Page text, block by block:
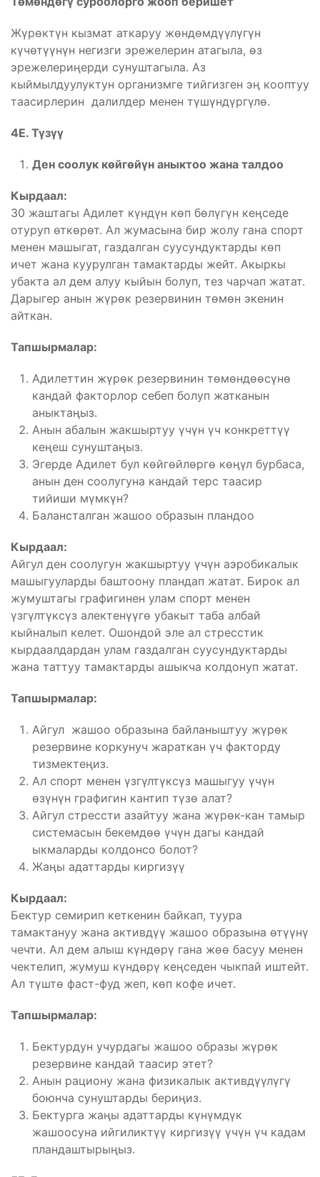
Жүрөктүн кызмат аткаруу жөндөмдүүлүгүн
күчөтүүнүн негизги эрежелерин атагыла, өз
эрежелериңерди сунуштагыла. Аз
кыймылдуулуктун организмге тийгизген эң кооптуу
таасирлерин далилдер менен түшүндүргүлө.
4Е. Түзүү
Ден соолук көйгөйүн аныктоо жана талдоо
Кырдаал:
30 жаштагы Адилет күндүн көп бөлүгүн кеңседе
отуруп өткөрөт. Ал жумасына бир жолу гана спорт
менен машыгат, газдалган суусундуктарды көп
ичет жана куурулган тамактарды жейт. Акыркы
убакта ал дем алуу кыйын болуп, тез чарчап жатат.
Дарыгер анын жүрөк резервинин төмөн экенин
айткан.
Тапшырмалар:
Адилеттин жүрөк резервинин төмөндөөсүнө
кандай факторлор себеп болуп жатканын
аныктаңыз.
Анын абалын жакшыртуу үчүн үч конкреттүү
кеңеш сунуштаңыз.
Эгерде Адилет бул көйгөйлөргө көңүл бурбаса,
анын ден соолугуна кандай терс таасир
тийиши мүмкүн?
Балансталган жашоо образын пландоо
Кырдаал:
Айгул ден соолугун жакшыртуу үчүн аэробикалык
машыгууларды баштоону пландап жатат. Бирок ал
жумуштагы графигинен улам спорт менен
үзгүлтүксүз алектенүүгө убакыт таба албай
кыйналып келет. Ошондой эле ал стресстик
кырдаалдардан улам газдалган суусундуктарды
жана таттуу тамактарды ашыкча колдонуп жатат.
Тапшырмалар:
Айгул жашоо образына байланыштуу жүрөк
резервине коркунуч жараткан үч факторду
тизмектеңиз.
Ал спорт менен үзгүлтүксүз машыгуу үчүн
өзүнүн графигин кантип түзө алат?
Айгул стрессти азайтуу жана жүрөк-кан тамыр
системасын бекемдөө үчүн дагы кандай
ыкмаларды колдонсо болот?
Жаңы адаттарды киргизүү
Кырдаал:
Бектур семирип кеткенин байкап, туура
тамактануу жана активдүү жашоо образына өтүүнү
чечти. Ал дем алыш күндөрү гана жөө басуу менен
чектелип, жумуш күндөрү кеңседен чыкпай иштейт.
Ал түштө фаст-фуд жеп, көп кофе ичет.
Тапшырмалар:
Бектурдун учурдагы жашоо образы жүрөк
резервине кандай таасир этет?
Анын рациону жана физикалык активдүүлүгү
боюнча сунуштарды бериңиз.
Бектурга жаңы адаттарды күнүмдүк
жашоосуна ийгиликтүү киргизүү үчүн үч кадам
пландаштырыңыз.